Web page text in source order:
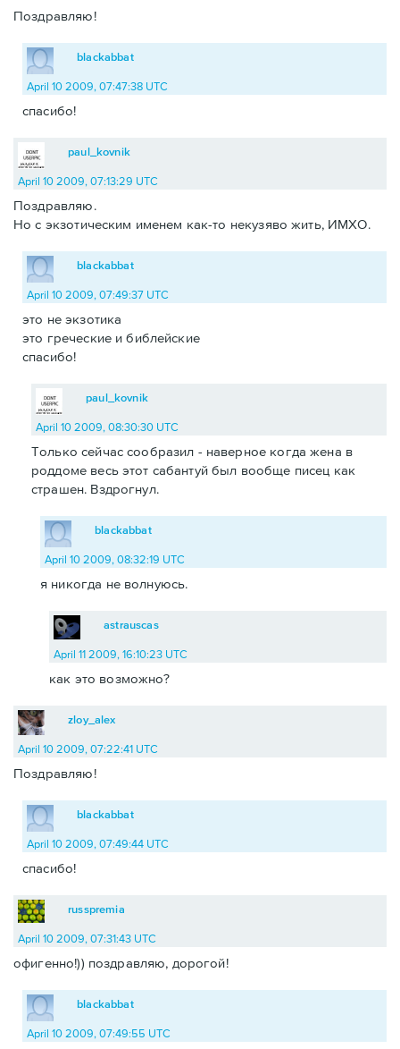
Поздравляю!
blackabbat
April 10 2009, 07:47:38 UTC
спасибо!
paul_kovnik
April 10 2009, 07:13:29 UTC
Поздравляю.
Но с экзотическим именем как-то некузяво жить, ИМХО.
blackabbat
April 10 2009, 07:49:37 UTC
это не экзотика
это греческие и библейские
спасибо!
paul_kovnik
April 10 2009, 08:30:30 UTC
Только сейчас сообразил - наверное когда жена в
роддоме весь этот сабантуй был вообще писец как
страшен. Вздрогнул.
blackabbat
April 10 2009, 08:32:19 UTC
я никогда не волнуюсь.
astrauscas
April 11 2009, 16:10:23 UTC
как это возможно?
zloy_alex
April 10 2009, 07:22:41 UTC
Поздравляю!
blackabbat
April 10 2009, 07:49:44 UTC
спасибо!
russpremia
April 10 2009, 07:31:43 UTC
офигенно!)) поздравляю, дорогой!
blackabbat
April 10 2009, 07:49:55 UTC